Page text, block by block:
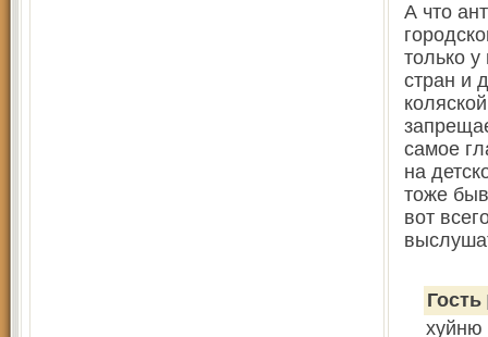
А что
только
стран и
самое
на
тоже
вот
Гость
xуйню